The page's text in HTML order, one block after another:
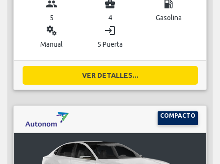
group
5
business_center
4
local_gas_station
Gasolina
miscellaneous_services
Manual
login
5 Puerta
VER DETALLES...
COMPACTO